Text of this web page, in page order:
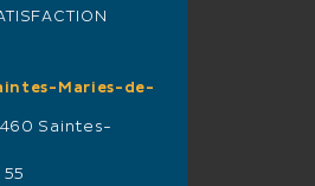
Maries-de-
Saintes-